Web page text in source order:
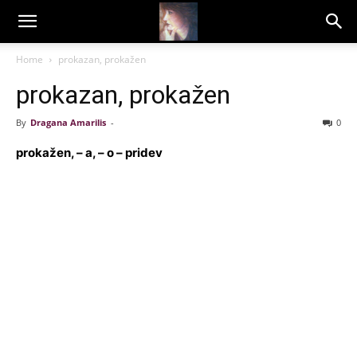
Dragana
Amarilis
Home prokazan, prokažen
prokazan, prokažen
By Dragana Amarilis - 0
prokažen, – a, – o – pridev